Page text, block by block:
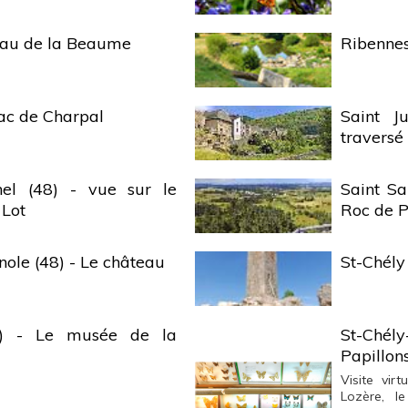
de la Beaume
de Charpal
Saint
(48) - vue sur le
Saint
Roc de
(48) - Le château St-
- Le musée de la
St-
Visite
Lozère,